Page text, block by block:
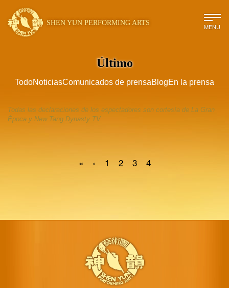
SHEN YUN PERFORMING ARTS MENU
Último
TodoNoticiasComunicados de prensaBlogEn la prensa
Todas las declaraciones de los espectadores son cortesía de La Gran
Época y New Tang Dynasty TV.
« ‹ 1 2 3 4